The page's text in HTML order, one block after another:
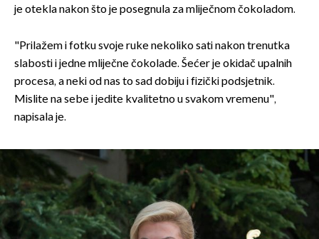
je otekla nakon što je posegnula za mliječnom čokoladom.
"Prilažem i fotku svoje ruke nekoliko sati nakon trenutka
slabosti i jedne mliječne čokolade. Šećer je okidač upalnih
procesa, a neki od nas to sad dobiju i fizički podsjetnik.
Mislite na sebe i jedite kvalitetno u svakom vremenu",
napisala je.